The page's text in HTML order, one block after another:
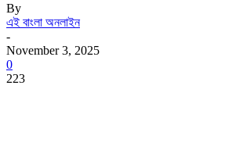
By
এই বাংলা অনলাইন
-
November 3, 2025
0
223